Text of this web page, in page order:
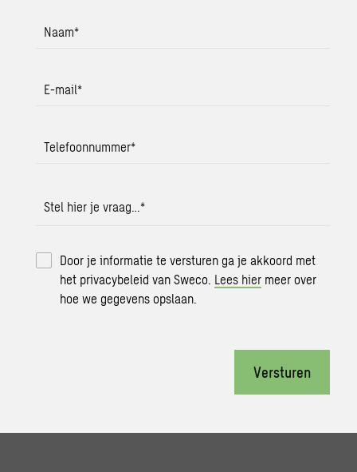
Naam*
E-mail*
Telefoonnummer*
Stel hier je vraag… *
Door je informatie te versturen ga je akkoord met
het privacybeleid van Sweco. Lees hier meer over
hoe we gegevens opslaan.
Versturen